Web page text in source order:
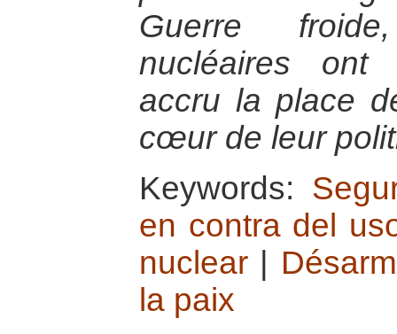
Guerre
nucléaires ont
accru la place
cœur de leur
Keywords:
en contra del
nuclear
la paix